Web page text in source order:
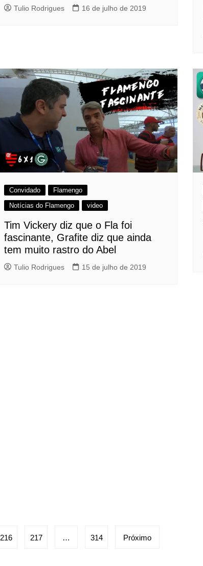
Tulio Rodrigues 16 de julho de 2019
Convidado
Flamengo
Notícias do Flamengo
video
Tim Vickery diz que o Fla foi
fascinante, Grafite diz que ainda
tem muito rastro do Abel
Tulio Rodrigues 15 de julho de 2019
216 217 … 314 Próximo